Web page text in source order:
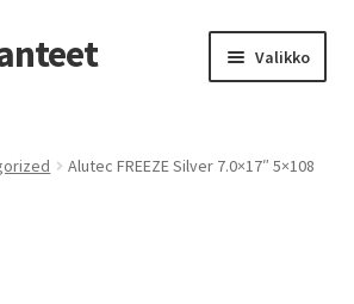
Valikko
Alutec FREEZE Silver 7.0×17″ 5×108